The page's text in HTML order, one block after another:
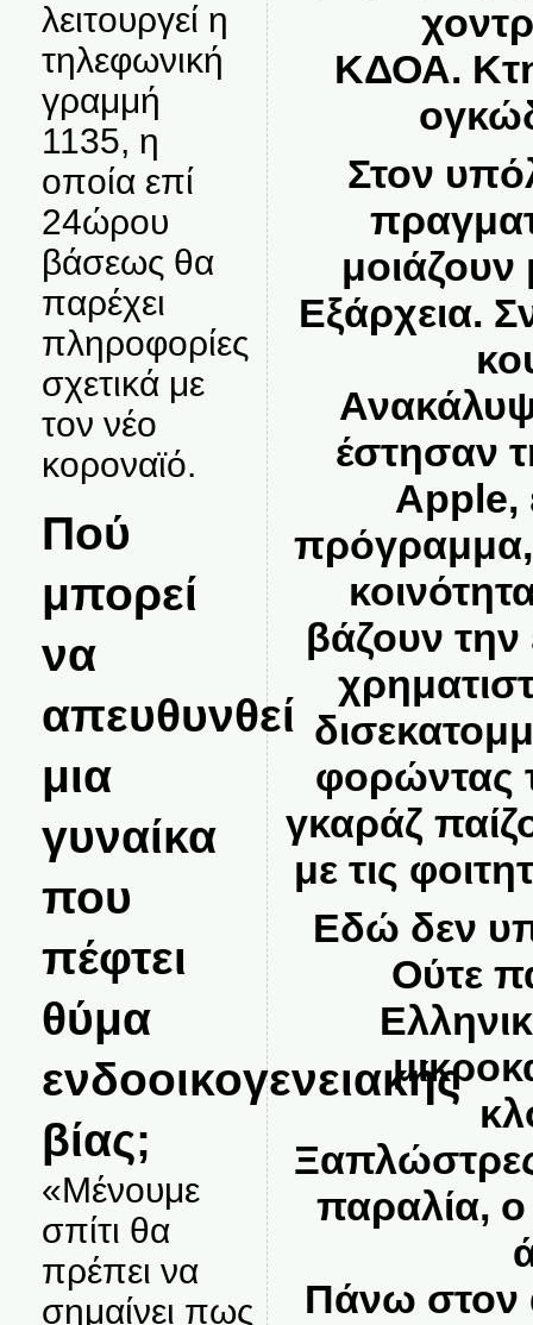
λειτουργεί η
τηλεφωνική
γραμμή
1135, η
οποία επί
24ώρου
βάσεως θα
παρέχει
πληροφορίες
σχετικά με
τον νέο
κοροναϊό.
Πού
μπορεί
να
απευθυνθεί
μια
γυναίκα
που
πέφτει
θύμα
ενδοοικογενειακής
βίας;
«Μένουμε
σπίτι θα
πρέπει να
σημαίνει πως
ΚΔΟΑ.
Στον
μοιάζουν
Εξάρχεια.
έστησαν
Apple,
πρόγραμμα,
βάζουν την
φορώντας
γκαράζ
με τις
Εδώ δεν
Ούτε
παραλία,
Πάνω στον